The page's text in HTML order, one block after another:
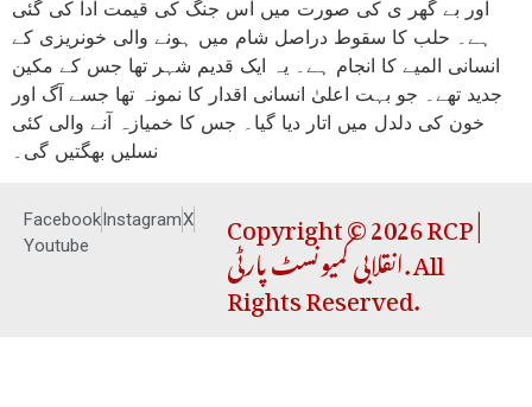
اور بے گھر ی کی صورت میں اس جنگ کی قیمت ادا کی گئی
ہے۔ حلب کا سقوط دراصل شام میں ہونے والی خونریزی کے
انسانی المیے کا انجام ہے۔ یہ ایک قدیم شہر تھا جس کے مکین
جدید تھے۔ جو بہت اعلیٰ انسانی اقدار کا نمونہ تھا جسے آگ اور
خون کی دلدل میں اتار دیا گیا۔ جس کا خمیازہ آنے والی کئی
نسلیں بھگتیں گی۔
FacebookInstagramX
Youtube
Copyright © 2026 RCP |
انقلابی کمیونسٹ پارٹی. All
Rights Reserved.